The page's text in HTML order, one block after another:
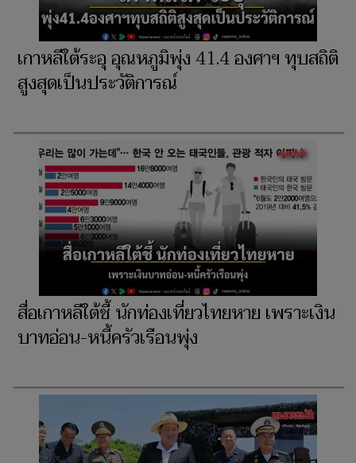
เกาหลีใต้ระอุ อุณหภูมิพุ่ง 41.4 องศาฯ ทุบสถิติ
สูงสุดเป็นประวัติการณ์
สื่อเกาหลีใต้ชี้ นักท่องเที่ยวไทยหาย เพราะเงิน
บาทอ่อน-หนี้ครัวเรือนพุ่ง